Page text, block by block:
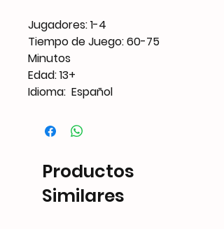
Jugadores: 1-4
Tiempo de Juego: 60-75
Minutos
Edad: 13+
Idioma: Español
Productos
Similares